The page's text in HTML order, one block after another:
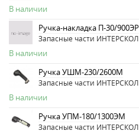
В наличии
Ручка-накладка П-30/900ЭР
Запасные части ИНТЕРСКОЛ
В наличии
Ручка УШМ-230/2600М
Запасные части ИНТЕРСКОЛ
В наличии
Ручка УПМ-180/1300ЭМ
Запасные части ИНТЕРСКОЛ